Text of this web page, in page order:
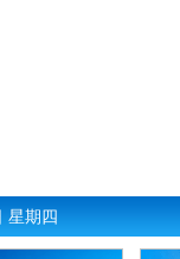
星期四